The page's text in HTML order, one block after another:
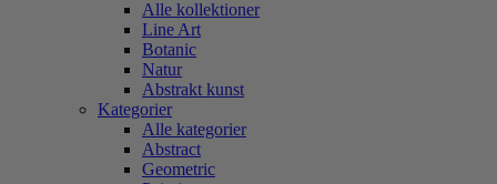
Alle kollektioner
Line Art
Botanic
Natur
Abstrakt kunst
Kategorier
Alle kategorier
Abstract
Geometric